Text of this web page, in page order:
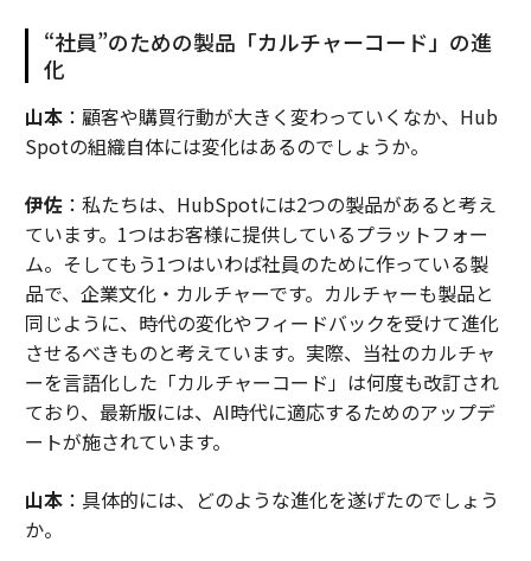
“社員”のための製品「カルチャーコード」の進
化
山本：顧客や購買行動が大きく変わっていくなか、Hub
Spotの組織自体には変化はあるのでしょうか。
伊佐：私たちは、HubSpotには2つの製品があると考え
ています。1つはお客様に提供しているプラットフォー
ム。そしてもう1つはいわば社員のために作っている製
品で、企業文化・カルチャーです。カルチャーも製品と
同じように、時代の変化やフィードバックを受けて進化
させるべきものと考えています。実際、当社のカルチャ
ーを言語化した「カルチャーコード」は何度も改訂され
ており、最新版には、AI時代に適応するためのアップデ
ートが施されています。
山本：具体的には、どのような進化を遂げたのでしょう
か。